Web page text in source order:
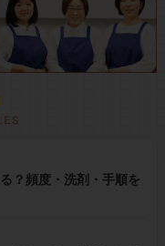
？頻度・洗剤・手順を